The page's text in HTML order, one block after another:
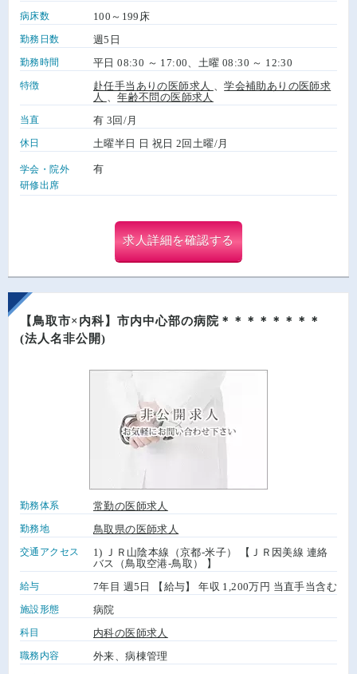
病床数 100～199床
勤務日数 週5日
勤務時間 平日 08:30 ～ 17:00、土曜 08:30 ～ 12:30
特徴 赴任手当ありの医師求人 、学会補助ありの医師求
人
、年齢不問の医師求人
当直 有 3回/月
休日 土曜半日 日 祝日 2回土曜/月
学会・院外
研修出席
有
求人詳細を確認する
【鳥取市×内科】市内中心部の病院＊＊＊＊＊＊＊＊
(法人名非公開)
勤務体系 常勤の医師求人
勤務地 鳥取県の医師求人
交通アクセス
1) ＪＲ山陰本線（京都-米子） 【ＪＲ因美線 連絡
バス（鳥取空港-鳥取） 】
給与 7年目 週5日 【給与】 年収 1,200万円 当直手当含む
施設形態 病院
科目 内科の医師求人
職務内容 外来、病棟管理